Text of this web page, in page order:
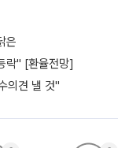
은
락" [환율전망]
의견 낼 것"